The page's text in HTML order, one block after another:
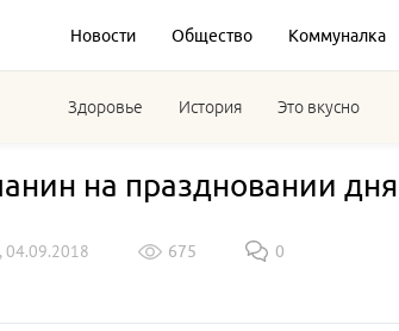
Новости Общество Коммуналка
Здоровье История Это вкусно
на праздновании
04.09.2018 675 0